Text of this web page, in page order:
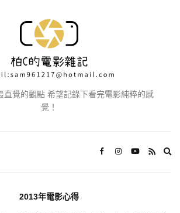
直覺的觀點 希望記錄下看完電影純粹的感
覺！
2013年電影心得